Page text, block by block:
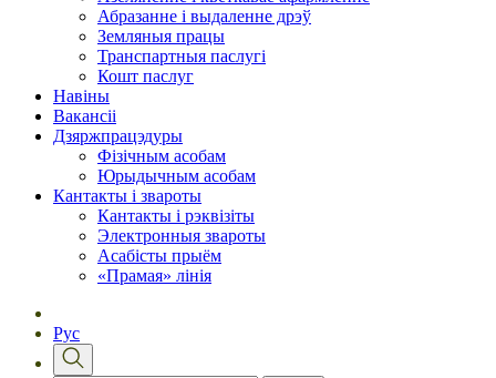
Абразанне і выдаленне дрэў
Земляныя працы
Транспартныя паслугі
Кошт паслуг
Навіны
Вакансіі
Дзяржпрацэдуры
Фізічным асобам
Юрыдычным асобам
Кантакты і звароты
Кантакты і рэквізіты
Электронныя звароты
Асабісты прыём
«Прамая» лінія
Рус